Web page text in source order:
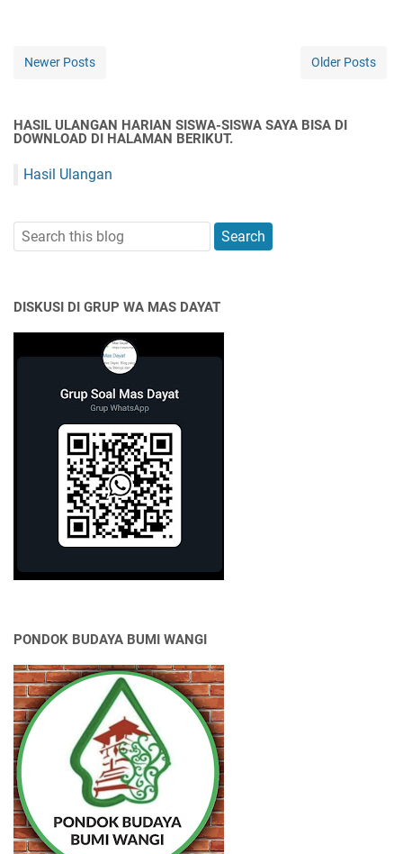
Newer Posts Older Posts
HASIL ULANGAN HARIAN SISWA-SISWA SAYA BISA DI
DOWNLOAD DI HALAMAN BERIKUT.
Hasil Ulangan
DISKUSI DI GRUP WA MAS DAYAT
PONDOK BUDAYA BUMI WANGI